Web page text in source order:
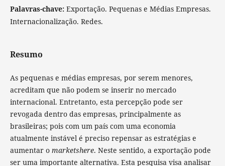
Palavras-chave: Exportação. Pequenas e Médias Empresas.
Internacionalização. Redes.
Resumo
As pequenas e médias empresas, por serem menores,
acreditam que não podem se inserir no mercado
internacional. Entretanto, esta percepção pode ser
revogada dentro das empresas, principalmente as
brasileiras; pois com um país com uma economia
atualmente instável é preciso repensar as estratégias e
aumentar o marketshere. Neste sentido, a exportação pode
ser uma importante alternativa. Esta pesquisa visa analisar